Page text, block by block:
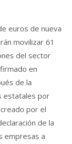
euros de nueva
movilizar 61
del sector
en
de la
estatales por
por el
de la
empresas a